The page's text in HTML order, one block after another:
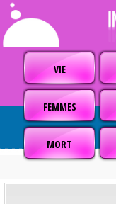
VIE
FEMMES
MORT